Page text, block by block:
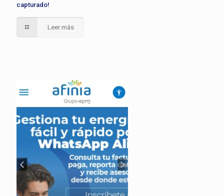
capturado!
Leer más